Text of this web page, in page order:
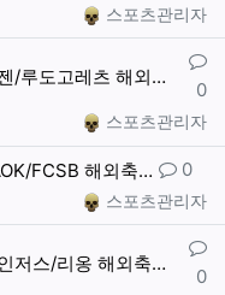
작성자스포츠관리자
도고레츠 해외축구…
댓글
0
작성자스포츠관리자
FCSB 해외축… 댓글
0
작성자스포츠관리자
/리옹 해외축구분…
댓글
0